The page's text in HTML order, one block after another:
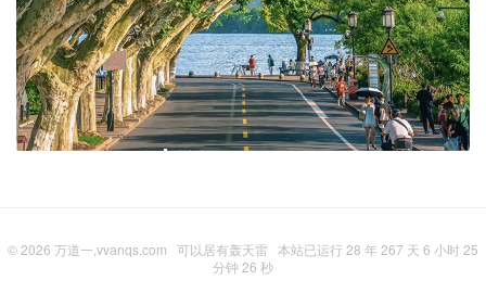
© 2026 万道一,vvanqs.com 可以居有轰天雷 本站已运行 28 年 267 天 6 小时 25
分钟 27 秒